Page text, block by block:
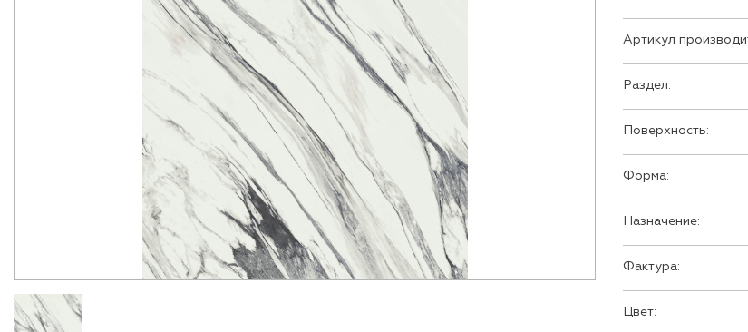
Артикул
Раздел:
Поверхность:
Форма:
Назначение:
Фактура:
Цвет: